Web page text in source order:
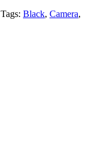
Tags: Black, Camera,